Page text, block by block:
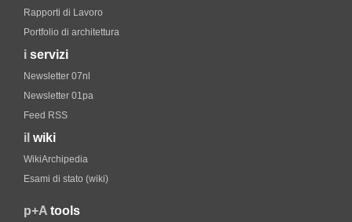
Rapporti di Lavoro
Portfolio di architettura
i servizi
Newsletter 07nl
Newsletter 01pa
Feed RSS
il wiki
WikiArchipedia
Esami di stato (wiki)
p+A tools